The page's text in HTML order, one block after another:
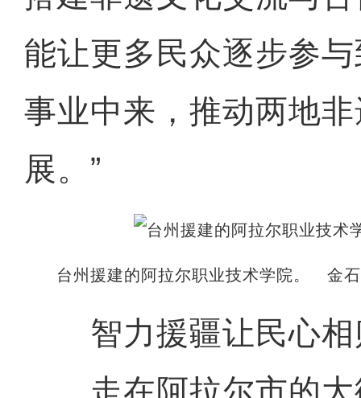
能让更多民众逐步参
事业中来，推动两地
展。”
台州援建的阿拉尔职业技术学院。 金
智力援疆让民心相
走在阿拉尔市的大